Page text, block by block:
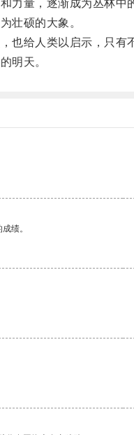
量，逐渐成为丛林中
壮硕的大象。
给人类以启示，只有
明天。
绩。